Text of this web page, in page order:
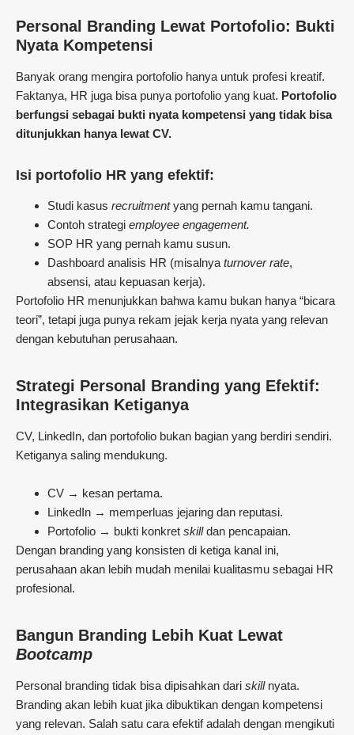
Personal Branding Lewat Portofolio: Bukti
Nyata Kompetensi
Banyak orang mengira portofolio hanya untuk profesi kreatif.
Faktanya, HR juga bisa punya portofolio yang kuat. Portofolio
berfungsi sebagai bukti nyata kompetensi yang tidak bisa
ditunjukkan hanya lewat CV.
Isi portofolio HR yang efektif:
Studi kasus recruitmentyang pernah kamu tangani.
Contoh strategi employee engagement.
SOP HR yang pernah kamu susun.
Dashboard analisis HR (misalnya turnover rate,
absensi, atau kepuasan kerja).
Portofolio HR menunjukkan bahwa kamu bukan hanya “bicara
teori”, tetapi juga punya rekam jejak kerja nyata yang relevan
dengan kebutuhan perusahaan.
Strategi Personal Branding yang Efektif:
Integrasikan Ketiganya
CV, LinkedIn, dan portofolio bukan bagian yang berdiri sendiri.
Ketiganya saling mendukung.
CV → kesan pertama.
LinkedIn → memperluas jejaring dan reputasi.
Portofolio → bukti konkret skilldan pencapaian.
Dengan branding yang konsisten di ketiga kanal ini,
perusahaan akan lebih mudah menilai kualitasmu sebagai HR
profesional.
Bangun Branding Lebih Kuat Lewat
Bootcamp
Personal branding tidak bisa dipisahkan dari skill nyata.
Branding akan lebih kuat jika dibuktikan dengan kompetensi
yang relevan. Salah satu cara efektif adalah dengan mengikuti